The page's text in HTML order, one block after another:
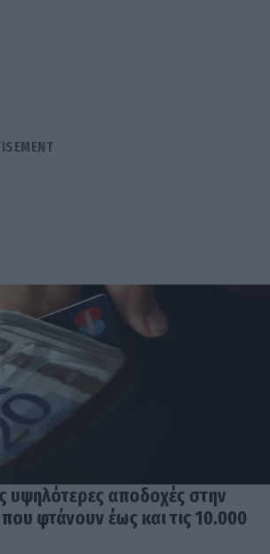
υψηλότερες αποδοχές στην
φτάνουν έως και τις 10.000